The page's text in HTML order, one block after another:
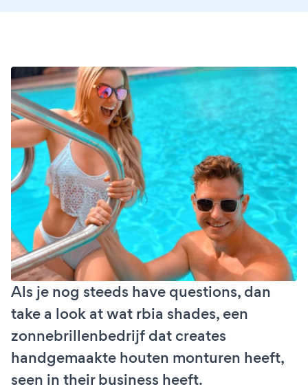
Als je nog steeds have questions, dan
take a look at wat rbia shades, een
zonnebrillenbedrijf dat creates
handgemaakte houten monturen heeft,
seen in their business heeft.